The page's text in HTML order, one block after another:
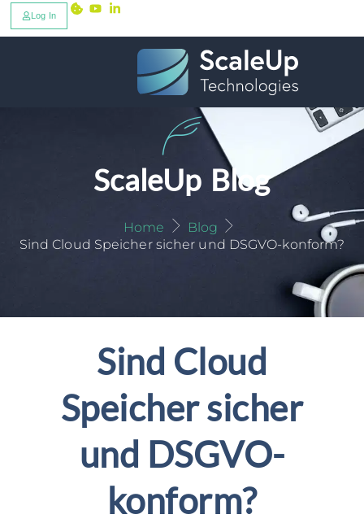
Log In
ScaleUp Blog
Home
Blog
Sind Cloud Speicher sicher und DSGVO-konform?
Sind Cloud
Speicher sicher
und DSGVO-
konform?